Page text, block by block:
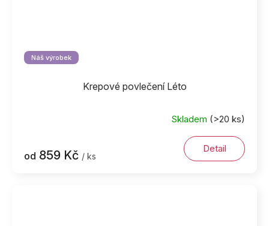
Náš výrobek
Krepové povlečení Léto
Skladem (>20 ks)
od 859 Kč / ks
Detail